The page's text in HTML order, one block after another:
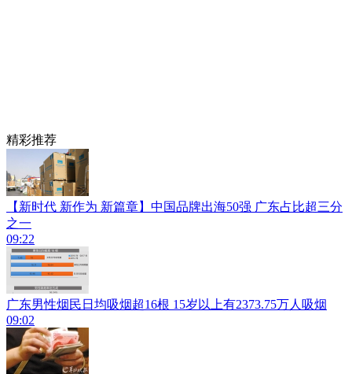
精彩推荐
【新时代 新作为 新篇章】中国品牌出海50强 广东占比超三分
之一
09:22
广东男性烟民日均吸烟超16根 15岁以上有2373.75万人吸烟
09:02